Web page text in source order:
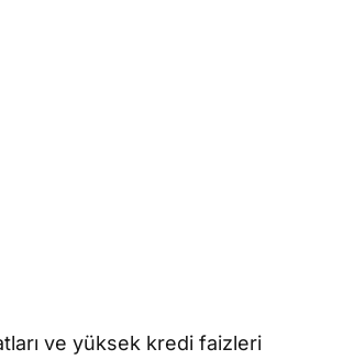
ve yüksek kredi faizleri